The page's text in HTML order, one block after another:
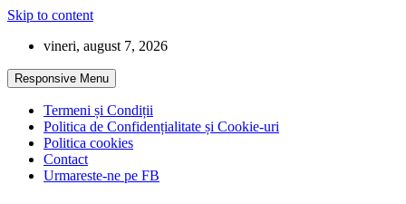
Skip to content
vineri, august 7, 2026
Responsive Menu
Termeni și Condiții
Politica de Confidențialitate și Cookie-uri
Politica cookies
Contact
Urmareste-ne pe FB